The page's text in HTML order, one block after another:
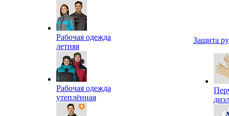
Рабочая одежда
летняя
Рабочая одежда
утеплённая
Защита